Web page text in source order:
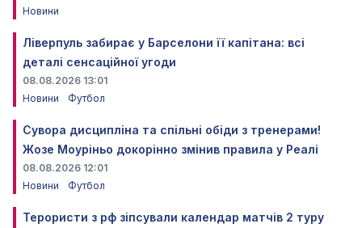
Новини
Ліверпуль забирає у Барселони її капітана: всі
деталі сенсаційної угоди
08.08.2026 13:01
Новини
Футбол
Сувора дисципліна та спільні обіди з тренерами!
Жозе Моуріньо докорінно змінив правила у Реалі
08.08.2026 12:01
Новини
Футбол
Терористи з рф зіпсували календар матчів 2 туру